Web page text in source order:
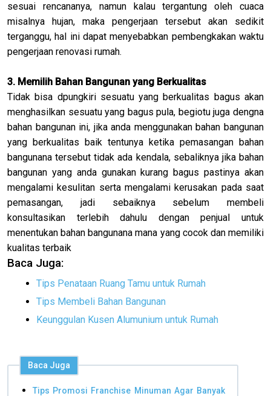
sesuai rencananya, namun kalau tergantung oleh cuaca
misalnya hujan, maka pengerjaan tersebut akan sedikit
terganggu, hal ini dapat menyebabkan pembengkakan waktu
pengerjaan renovasi rumah.
3. Memilih Bahan Bangunan yang Berkualitas
Tidak bisa dpungkiri sesuatu yang berkualitas bagus akan
menghasilkan sesuatu yang bagus pula, begiotu juga dengna
bahan bangunan ini, jika anda menggunakan bahan bangunan
yang berkualitas baik tentunya ketika pemasangan bahan
bangunana tersebut tidak ada kendala, sebaliknya jika bahan
bangunan yang anda gunakan kurang bagus pastinya akan
mengalami kesulitan serta mengalami kerusakan pada saat
pemasangan, jadi sebaiknya sebelum membeli
konsultasikan terlebih dahulu dengan penjual untuk
menentukan bahan bangunana mana yang cocok dan memiliki
kualitas terbaik
Baca Juga:
Tips Penataan Ruang Tamu untuk Rumah
Tips Membeli Bahan Bangunan
Keunggulan Kusen Alumunium untuk Rumah
Baca Juga
Tips Promosi Franchise Minuman Agar Banyak